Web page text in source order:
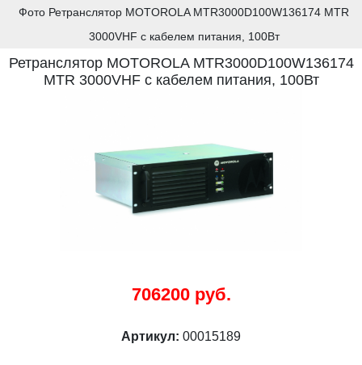
Фото Ретранслятор MOTOROLA MTR3000D100W136174 MTR
3000VHF с кабелем питания, 100Вт
Ретранслятор MOTOROLA MTR3000D100W136174
MTR 3000VHF с кабелем питания, 100Вт
706200 руб.
Артикул: 00015189